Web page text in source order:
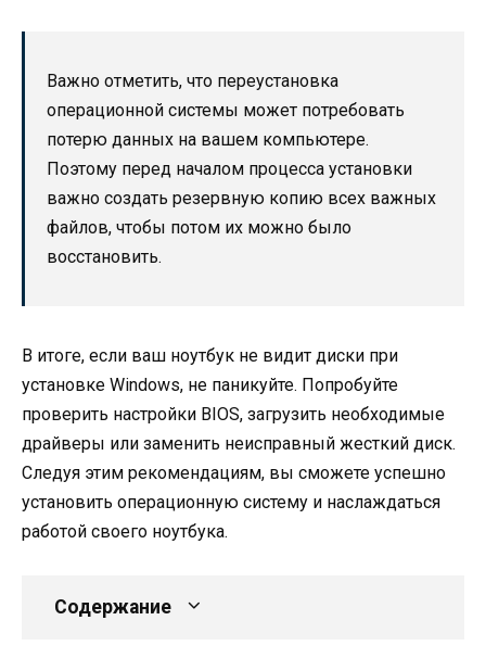
Важно отметить, что переустановка
операционной системы может потребовать
потерю данных на вашем компьютере.
Поэтому перед началом процесса установки
важно создать резервную копию всех важных
файлов, чтобы потом их можно было
восстановить.
В итоге, если ваш ноутбук не видит диски при
установке Windows, не паникуйте. Попробуйте
проверить настройки BIOS, загрузить необходимые
драйверы или заменить неисправный жесткий диск.
Следуя этим рекомендациям, вы сможете успешно
установить операционную систему и наслаждаться
работой своего ноутбука.
Содержание